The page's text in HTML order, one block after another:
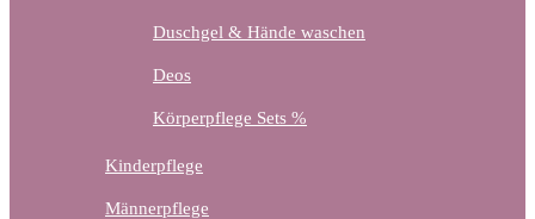
Duschgel & Hände waschen
Deos
Körperpflege Sets %
Kinderpflege
Männerpflege